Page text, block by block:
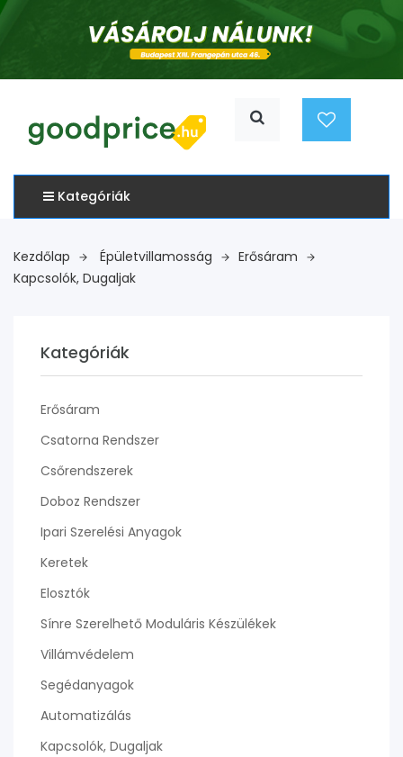
Kategóriák
Kezdőlap Épületvillamosság
Erősáram
Kapcsolók, Dugaljak
Kategóriák
Erősáram
Csatorna Rendszer
Csőrendszerek
Doboz Rendszer
Ipari Szerelési Anyagok
Keretek
Elosztók
Sínre Szerelhető Moduláris Készülékek
Villámvédelem
Segédanyagok
Automatizálás
Kapcsolók, Dugaljak